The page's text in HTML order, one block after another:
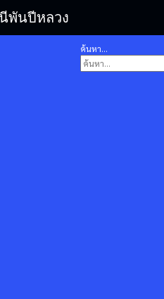
พันปีหลวง
ค้นหา...